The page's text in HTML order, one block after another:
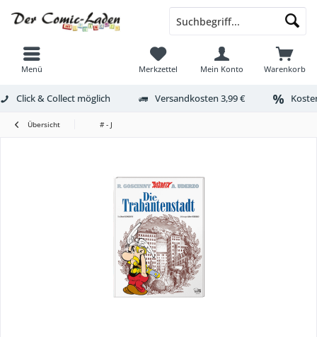
Menü Warenkorb
Merkzettel Mein Konto
Click & Collect möglich Versandkosten 3,99 €
Übersicht # - J